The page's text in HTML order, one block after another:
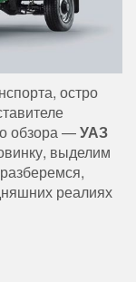
остро
обзора —УАЗ
выделим
реалиях